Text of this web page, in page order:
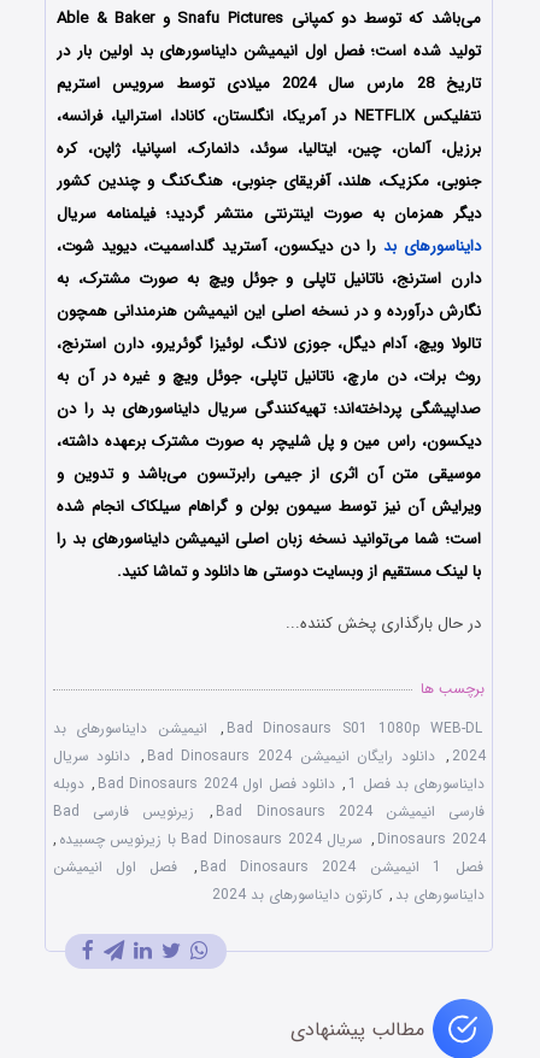
می‌باشد که توسط دو کمپانی‌ Snafu Pictures و Able & Baker
تولید شده است؛ فصل اول انیمیشن دایناسورهای بد اولین بار در
تاریخ 28 مارس سال 2024 میلادی توسط سرویس استریم
نتفلیکس NETFLIX در آمریکا، انگلستان، کانادا، استرالیا، فرانسه،
برزیل، آلمان، چین، ایتالیا، سوئد، دانمارک، اسپانیا، ژاپن، کره
جنوبی، مکزیک، هلند، آفریقای جنوبی، هنگ‌کنگ و چندین کشور
دیگر همزمان به صورت اینترنتی منتشر گردید؛ فیلمنامه سریال
دایناسورهای بد را دن دیکسون، آسترید گلداسمیت، دیوید شوت،
دارن استرنج، ناتانیل تاپلی و جوئل ویچ به صورت مشترک، به
نگارش درآورده و در نسخه اصلی این انیمیشن هنرمندانی همچون
تالولا ویچ، آدام دیگل، جوزی لانگ، لوئیزا گوئریرو، دارن استرنج،
روث برات، دن مارچ، ناتانیل تاپلی، جوئل ویچ و غیره در آن به
صداپیشگی پرداخته‌‌اند؛ تهیه‌کنندگی سریال دایناسورهای بد را دن
دیکسون، راس مین و پل شلیچر به صورت مشترک برعهده داشته‌،
موسیقی متن آن اثری از جیمی رابرتسون می‌باشد و تدوین و
ویرایش آن نیز توسط سیمون بولن و گراهام سیلکاک انجام شده
است؛ شما می‌توانید نسخه زبان اصلی انیمیشن دایناسورهای بد را
با لینک مستقیم از وبسایت دوستی ها دانلود و تماشا کنید.
در حال بارگذاری پخش کننده...
برچسب ها
Bad Dinosaurs S01 1080p WEB-DL
,
انیمیشن دایناسورهای بد
2024
, دانلود رایگان انیمیشن Bad Dinosaurs 2024 , دانلود سریال
دایناسورهای بد فصل 1
, دانلود فصل اول Bad Dinosaurs 2024 , دوبله
فارسی انیمیشن Bad Dinosaurs 2024
,
زیرنویس فارسی Bad
Dinosaurs 2024
, سریال Bad Dinosaurs 2024 با زیرنویس چسبیده
,
فصل 1 انیمیشن Bad Dinosaurs 2024
,
فصل اول انیمیشن
دایناسورهای بد , کارتون دایناسورهای بد 2024
مطالب پیشنهادی